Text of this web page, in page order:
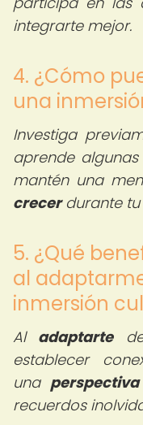
integrarte mejor.
4. ¿Cómo
una
Investiga
aprende
mantén una
crecerdurante tu
5. ¿Qué
al
inmersión
Al adaptartede
establecer
una perspectiva
recuerdos